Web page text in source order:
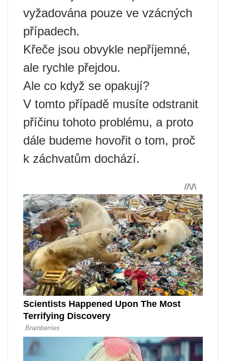
vyžadována pouze ve vzácných
případech.
Křeče jsou obvykle nepříjemné,
ale rychle přejdou.
Ale co když se opakují?
V tomto případě musíte odstranit
příčinu tohoto problému, a proto
dále budeme hovořit o tom, proč
k záchvatům dochází.